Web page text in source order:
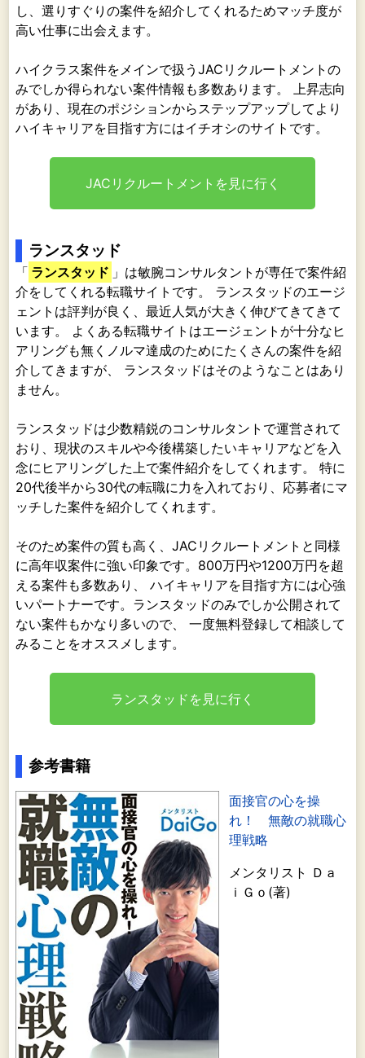
し、選りすぐりの案件を紹介してくれるためマッチ度が
高い仕事に出会えます。
ハイクラス案件をメインで扱うJACリクルートメントの
みでしか得られない案件情報も多数あります。 上昇志向
があり、現在のポジションからステップアップしてより
ハイキャリアを目指す方にはイチオシのサイトです。
JACリクルートメントを見に行く
ランスタッド
「 ランスタッド 」は敏腕コンサルタントが専任で案件紹
介をしてくれる転職サイトです。 ランスタッドのエージ
ェントは評判が良く、最近人気が大きく伸びてきてきて
います。 よくある転職サイトはエージェントが十分なヒ
アリングも無くノルマ達成のためにたくさんの案件を紹
介してきますが、 ランスタッドはそのようなことはあり
ません。
ランスタッドは少数精鋭のコンサルタントで運営されて
おり、現状のスキルや今後構築したいキャリアなどを入
念にヒアリングした上で案件紹介をしてくれます。 特に
20代後半から30代の転職に力を入れており、応募者にマ
ッチした案件を紹介してくれます。
そのため案件の質も高く、JACリクルートメントと同様
に高年収案件に強い印象です。800万円や1200万円を超
える案件も多数あり、 ハイキャリアを目指す方には心強
いパートナーです。ランスタッドのみでしか公開されて
ない案件もかなり多いので、 一度無料登録して相談して
みることをオススメします。
ランスタッドを見に行く
参考書籍
面接官の心を操
れ！ 無敵の就職心
理戦略
メンタリスト Ｄａ
ｉＧｏ(著)